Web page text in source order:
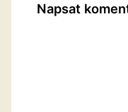
Napsat